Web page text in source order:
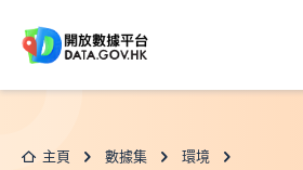
主頁 數據集 環境